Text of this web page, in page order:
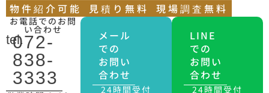
物件紹介可能
見積り無料 現場調査無料
お電話でのお問
い合わせ
tel.
072-
838-
3333
メール
での
お問い
合わせ
24時間受付
LINE
での
お問い
合わせ
24時間受付